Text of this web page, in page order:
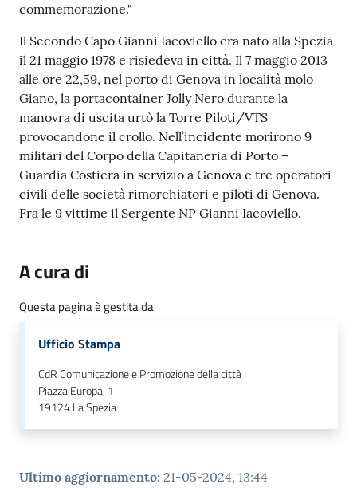
argomenti...
Seguici
commemorazione."
Il Secondo Capo Gianni Iacoviello era nato alla Spezia
il 21 maggio 1978 e risiedeva in città. Il 7 maggio 2013
alle ore 22,59, nel porto di Genova in località molo
Giano, la portacontainer Jolly Nero durante la
manovra di uscita urtò la Torre Piloti/VTS
provocandone il crollo. Nell’incidente morirono 9
militari del Corpo della Capitaneria di Porto –
Guardia Costiera in servizio a Genova e tre operatori
civili delle società rimorchiatori e piloti di Genova.
Fra le 9 vittime il Sergente NP Gianni Iacoviello.
A cura di
Questa pagina è gestita da
Ufficio Stampa
CdR Comunicazione e Promozione della città
Piazza Europa, 1
19124La Spezia
Ultimo aggiornamento: 21-05-2024, 13:44